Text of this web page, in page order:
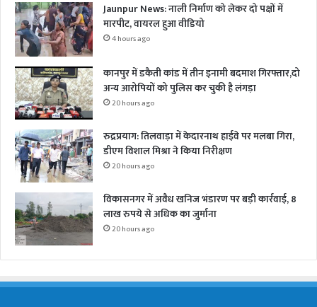
Jaunpur News: नाली निर्माण को लेकर दो पक्षों में
मारपीट, वायरल हुआ वीडियो
4 hours ago
कानपुर में डकैती कांड में तीन इनामी बदमाश गिरफ्तार,दो
अन्य आरोपियों को पुलिस कर चुकी है लंगड़ा
20 hours ago
रुद्रप्रयाग: तिलवाड़ा में केदारनाथ हाईवे पर मलबा गिरा,
डीएम विशाल मिश्रा ने किया निरीक्षण
20 hours ago
विकासनगर में अवैध खनिज भंडारण पर बड़ी कार्रवाई, 8
लाख रुपये से अधिक का जुर्माना
20 hours ago